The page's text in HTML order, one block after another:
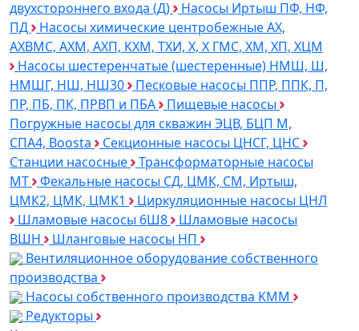
двухстороннего входа (Д)
Насосы Иртыш ПФ, НФ,
ПД
Насосы химические центробежные АХ,
АХВМС, АХМ, АХП, КХМ, ТХИ, Х, Х ГМС, ХМ, ХП, ХЦМ
Насосы шестеренчатые (шестеренные) НМШ, Ш,
НМШГ, НШ, НШ30
Песковые насосы ППР, ППК, П,
ПР, ПБ, ПК, ПРВП и ПБА
Пищевые насосы
Погружные насосы для скважин ЭЦВ, БЦП М,
СПА4, Boosta
Секционные насосы ЦНСГ, ЦНС
Станции насосные
Трансформаторные насосы
МТ
Фекальные насосы СД, ЦМК, СМ, Иртыш,
ЦМК2, ЦМК, ЦМК1
Циркуляционные насосы ЦНЛ
Шламовые насосы 6Ш8
Шламовые насосы
ВШН
Шланговые насосы НП
Вентиляционное оборудование собственного
производства
Насосы собственного производства KMM
Редукторы